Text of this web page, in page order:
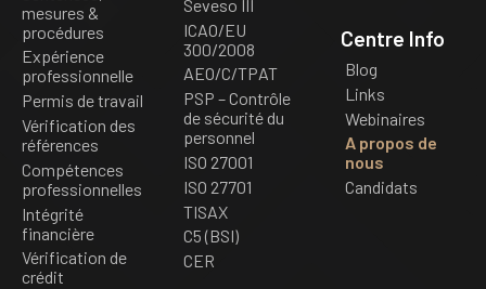
mesures &
procédures
Expérience
professionnelle
Permis de travail
Vérification des
références
Compétences
professionnelles
Intégrité
financière
Vérification de
crédit
Seveso III
ICAO/EU
300/2008
AEO/C/TPAT
PSP – Contrôle
de sécurité du
personnel
ISO 27001
ISO 27701
TISAX
C5 (BSI)
CER
Centre Info
Blog
Links
Webinaires
A propos de
nous
Candidats